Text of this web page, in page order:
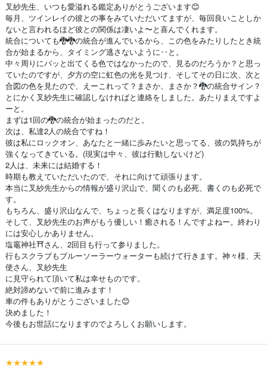
叉紗先生、いつも愛溢れる鑑定ありがとうございます😊
毎月、ツインレイの彼との事をみていただいてますが、毎回良いことしか
ないと言われるほど彼との関係は凄いよ〜と喜んでくれます。
統合についても🐉🐉の統合が進んでいるから、この色をみたりしたとき統
合が始まるから、タイミング逃さないように‥と。
中々周りにパッと出てくる色ではなかったので、見るのだろうか？と思っ
ていたのですが、夕方の空に虹色の光を見つけ、そしてその日に次、次と
合図の色を見たので、えーこれって？まさか、まさか？🐉の統合サイン？
とにかく叉紗先生に確認しなければと連絡をしました。あたりまえですよ
ーと。
まずは1回の🐉の統合が始まったのだと。
次は、私達2人の統合ですね！
彼は私にロックオン、あなたと一緒に歩みたいと思ってる、彼の気持ちが
強くなってきている。(現実は中々、彼は行動しないけど)
2人は、未来には結婚する！
時期も教えていただいたので、それに向けて頑張ります。
本当に叉紗先生からの情報が盛り沢山で、聞くのも必死、書くのも必死で
す。
もちろん、盛り沢山なんで、ちょっと長くはなりますが、満足度100%。
そして、叉紗先生のお声がもう優しい！癒される！んですよねー。終わり
には安心しかありません。
塩竈神社⛩さん、2回目も行って参りました。
行もスクラブもブルーソーラーウォーターも続けて行きます。神々様、天
使さん、叉紗先生
に見守られて頂いて私は幸せものです。
絶対諦めないで前に進みます！
車の件もありがとうございました😊
決めました！
今後もお世話になりますのでよろしくお願いします。
★★★★★